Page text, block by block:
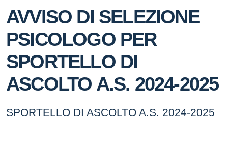
AVVISO DI SELEZIONE
PSICOLOGO PER
SPORTELLO DI
ASCOLTO A.S. 2024-2025
SPORTELLO DI ASCOLTO A.S. 2024-2025